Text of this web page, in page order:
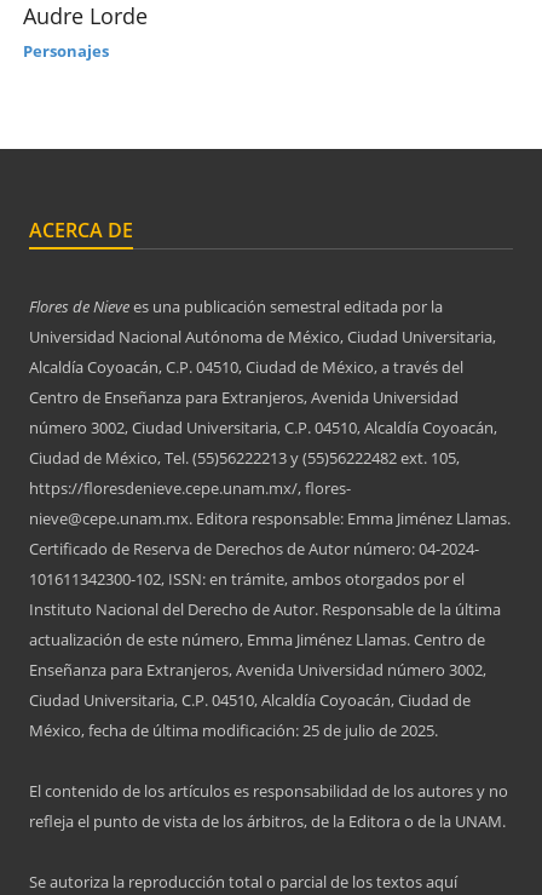
Audre Lorde
Personajes
ACERCA DE
Flores de Nievees una publicación semestral editada por la
Universidad Nacional Autónoma de México, Ciudad Universitaria,
Alcaldía Coyoacán, C.P. 04510, Ciudad de México, a través del
Centro de Enseñanza para Extranjeros, Avenida Universidad
número 3002, Ciudad Universitaria, C.P. 04510, Alcaldía Coyoacán,
Ciudad de México, Tel. (55)56222213 y (55)56222482 ext. 105,
https://floresdenieve.cepe.unam.mx/, flores-
nieve@cepe.unam.mx. Editora responsable: Emma Jiménez Llamas.
Certificado de Reserva de Derechos de Autor número: 04-2024-
101611342300-102, ISSN: en trámite, ambos otorgados por el
Instituto Nacional del Derecho de Autor. Responsable de la última
actualización de este número, Emma Jiménez Llamas. Centro de
Enseñanza para Extranjeros, Avenida Universidad número 3002,
Ciudad Universitaria, C.P. 04510, Alcaldía Coyoacán, Ciudad de
México, fecha de última modificación: 25 de julio de 2025.
El contenido de los artículos es responsabilidad de los autores y no
refleja el punto de vista de los árbitros, de la Editora o de la UNAM.
Se autoriza la reproducción total o parcial de los textos aquí